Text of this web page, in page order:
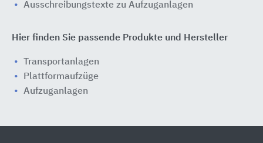
Ausschreibungstexte zu Aufzuganlagen
Hier finden Sie passende Produkte und Hersteller
Transportanlagen
Plattformaufzüge
Aufzuganlagen